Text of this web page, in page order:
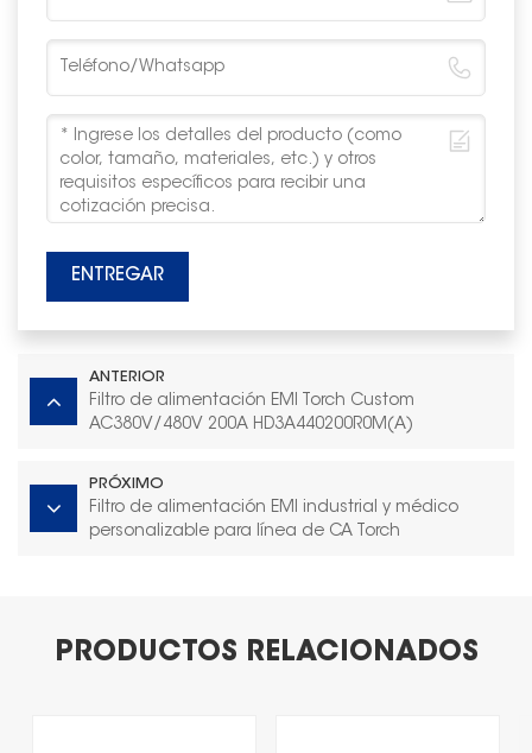
ENTREGAR
ANTERIOR
Filtro de alimentación EMI Torch Custom
AC380V/480V 200A HD3A440200R0M(A)
PRÓXIMO
Filtro de alimentación EMI industrial y médico
personalizable para línea de CA Torch
PRODUCTOS RELACIONADOS